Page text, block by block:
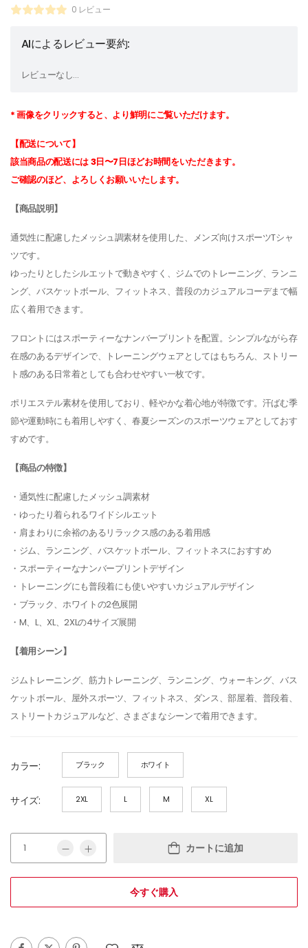
0 レビュー
AIによるレビュー要約:
レビューなし...
* 画像をクリックすると、より鮮明にご覧いただけます。
【配送について】
該当商品の配送には 3日〜7日ほどお時間をいただきます。
ご確認のほど、よろしくお願いいたします。
【商品説明】
通気性に配慮したメッシュ調素材を使用した、メンズ向けスポーツTシャ
ツです。
ゆったりとしたシルエットで動きやすく、ジムでのトレーニング、ランニ
ング、バスケットボール、フィットネス、普段のカジュアルコーデまで幅
広く着用できます。
フロントにはスポーティーなナンバープリントを配置。シンプルながら存
在感のあるデザインで、トレーニングウェアとしてはもちろん、ストリー
ト感のある日常着としても合わせやすい一枚です。
ポリエステル素材を使用しており、軽やかな着心地が特徴です。汗ばむ季
節や運動時にも着用しやすく、春夏シーズンのスポーツウェアとしておす
すめです。
【商品の特徴】
・通気性に配慮したメッシュ調素材
・ゆったり着られるワイドシルエット
・肩まわりに余裕のあるリラックス感のある着用感
・ジム、ランニング、バスケットボール、フィットネスにおすすめ
・スポーティーなナンバープリントデザイン
・トレーニングにも普段着にも使いやすいカジュアルデザイン
・ブラック、ホワイトの2色展開
・M、L、XL、2XLの4サイズ展開
【着用シーン】
ジムトレーニング、筋力トレーニング、ランニング、ウォーキング、バス
ケットボール、屋外スポーツ、フィットネス、ダンス、部屋着、普段着、
ストリートカジュアルなど、さまざまなシーンで着用できます。
カラー: ブラック ホワイト
サイズ: 2XL L M XL
カートに追加
今すぐ購入